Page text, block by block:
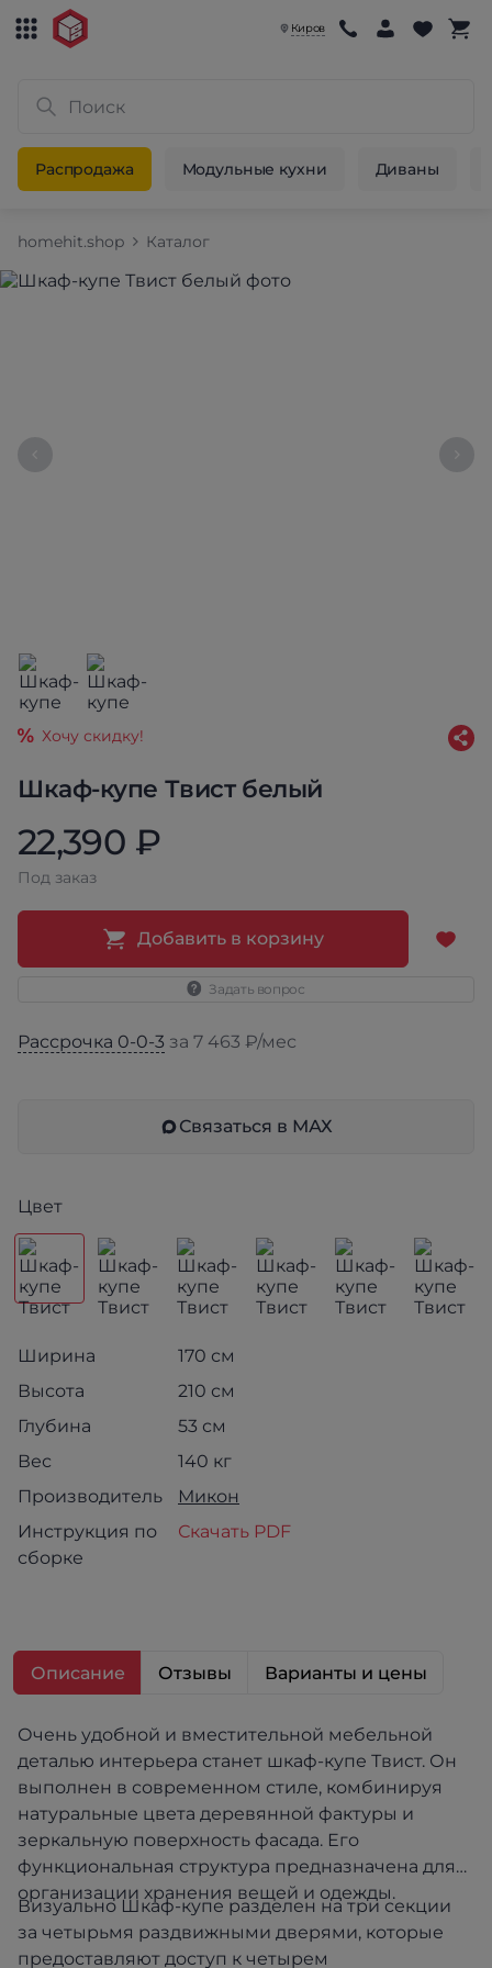
Киров
Распродажа Модульные кухни Диваны
homehit.shop Каталог
Шкаф-купе Твист белый
Хочу скидку!
22,390 ₽
Под заказ
Добавить в корзину
Задать вопрос
Рассрочка 0-0-3 за 7 463 ₽/мес
Связаться в МАХ
Цвет
Ширина
170 см
Высота
210 см
Глубина
53 см
Вес
140 кг
Производитель
Микон
Инструкция по
сборке
Скачать PDF
Описание Отзывы Варианты и цены
Очень удобной и вместительной мебельной
деталью интерьера станет шкаф-купе Твист. Он
выполнен в современном стиле, комбинируя
натуральные цвета деревянной фактуры и
зеркальную поверхность фасада. Его
функциональная структура предназначена для
организации хранения вещей и одежды.
Визуально Шкаф-купе разделен на три секции
за четырьмя раздвижными дверями, которые
предоставляют доступ к четырем